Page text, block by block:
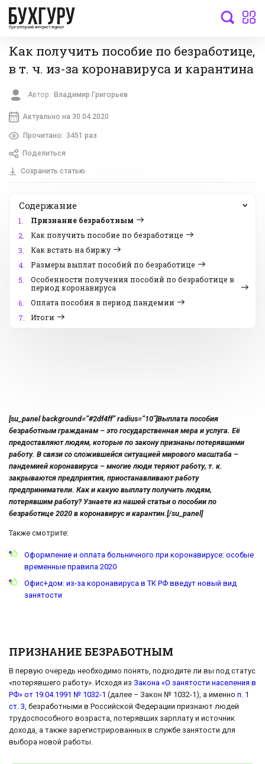
бухгалтерский интернет-журнал
Как получить пособие по безработице,
в т. ч. из-за коронавируса и карантина
Автор: Владимир Григорьев
Актуально на 30.04.2020
Прочитано: 3451 раз
Поделиться
Сохранить статью
Содержание
1.
Признание безработным
2.
Как получить пособие по безработице
3.
Как встать на биржу
4.
Размеры выплат пособий по безработице
5.
Особенности получения пособий по безработице в
период коронавируса
6.
Оплата пособия в период пандемии
7.
Итоги
[su_panel background=”#2df4ff” radius=”10″]Выплата пособия
безработным гражданам – это государственная мера и услуга. Её
предоставляют людям, которые по закону признаны потерявшими
работу. В связи со сложившейся ситуацией мирового масштаба –
пандемией коронавируса – многие люди теряют работу, т. к.
закрываются предприятия, приостанавливают работу
предприниматели. Как и какую выплату получить людям,
потерявшим работу? Узнаете из нашей статьи о пособии по
безработице 2020 в коронавирус и карантин.[/su_panel]
Также смотрите:
Оформление и оплата больничного при коронавирусе: особые
временные правила 2020
Офис+дом: из-за коронавируса в ТК РФ введут новый вид
занятости
ПРИЗНАНИЕ БЕЗРАБОТНЫМ
В первую очередь необходимо понять, подходите ли вы под статус
«потерявшего работу». Исходя из Закона «О занятости населения в
РФ» от 19.04.1991 № 1032-1 (далее – Закон № 1032-1), а именно п. 1
ст. 3, безработными в Российской Федерации признают людей
трудоспособного возраста, потерявших зарплату и источник
дохода, а также зарегистрированных в службе занятости для
выбора новой работы.